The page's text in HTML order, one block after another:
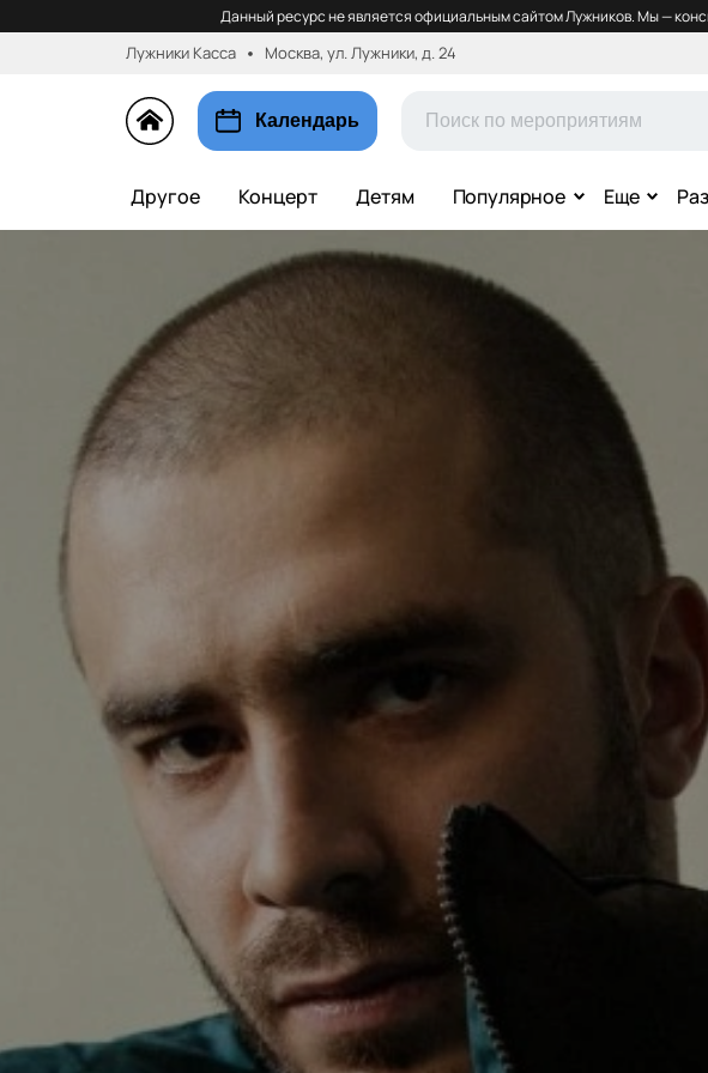
Данный ресурс не является официальным сайтом Лужников. Мы —
Лужники Касса Москва, ул. Лужники, д. 24
Календарь
Другое Концерт Детям Популярное Еще